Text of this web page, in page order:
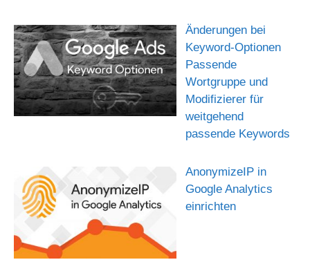
Änderungen bei
Keyword-Optionen
Passende
Wortgruppe und
Modifizierer für
weitgehend
passende Keywords
AnonymizeIP in
Google Analytics
einrichten